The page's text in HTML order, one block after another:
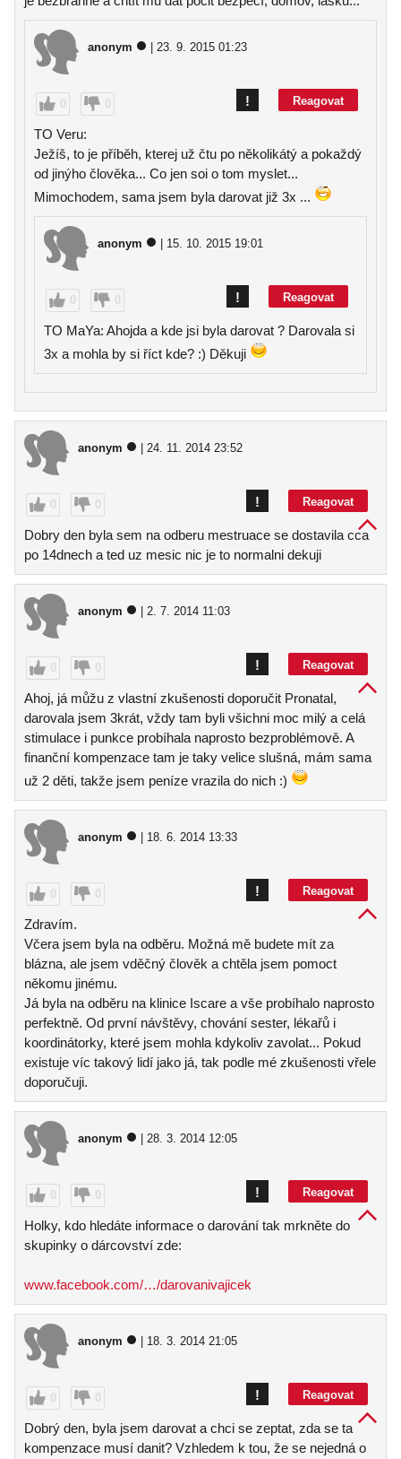
anonym | 23. 9. 2015 01:23
0 0 Reagovat
!
TO Veru:
Ježíš, to je příběh, kterej už čtu po několikátý a pokaždý
od jinýho člověka... Co jen soi o tom myslet...
Mimochodem, sama jsem byla darovat již 3x ...
anonym | 15. 10. 2015 19:01
0 0 Reagovat
!
TO MaYa: Ahojda a kde jsi byla darovat ? Darovala si
3x a mohla by si říct kde? :) Děkuji
anonym | 24. 11. 2014 23:52
0 0 Reagovat
!
Dobry den byla sem na odberu mestruace se dostavila cca
po 14dnech a ted uz mesic nic je to normalni dekuji
anonym | 2. 7. 2014 11:03
0 0 Reagovat
!
Ahoj, já můžu z vlastní zkušenosti doporučit Pronatal,
darovala jsem 3krát, vždy tam byli všichni moc milý a celá
stimulace i punkce probíhala naprosto bezproblémově. A
finanční kompenzace tam je taky velice slušná, mám sama
už 2 děti, takže jsem peníze vrazila do nich :)
anonym | 18. 6. 2014 13:33
0 0 Reagovat
!
Zdravím.
Včera jsem byla na odběru. Možná mě budete mít za
blázna, ale jsem vděčný člověk a chtěla jsem pomoct
někomu jinému.
Já byla na odběru na klinice Iscare a vše probíhalo naprosto
perfektně. Od první návštěvy, chování sester, lékařů i
koordinátorky, které jsem mohla kdykoliv zavolat... Pokud
existuje víc takový lidí jako já, tak podle mé zkušenosti vřele
doporučuji.
anonym | 28. 3. 2014 12:05
0 0 Reagovat
!
Holky, kdo hledáte informace o darování tak mrkněte do
skupinky o dárcovství zde:
www.facebook.com/…/darovanivajicek
anonym | 18. 3. 2014 21:05
0 0 Reagovat
!
Dobrý den, byla jsem darovat a chci se zeptat, zda se ta
kompenzace musí danit? Vzhledem k tou, že se nejedná o